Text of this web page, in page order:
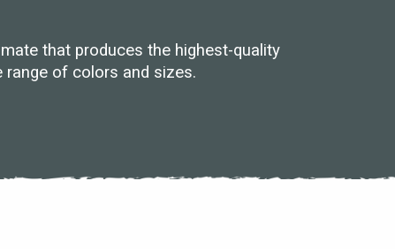
that produces the highest-quality
range of colors and sizes.